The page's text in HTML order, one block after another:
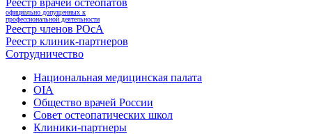
Реестр врачей остеопатов
официально допущенных к
профессиональной деятельности
Реестр членов РОсА
Реестр клиник-партнеров
Сотрудничество
Национальная медицинская палата
OIA
Общество врачей России
Совет остеопатических школ
Клиники-партнеры